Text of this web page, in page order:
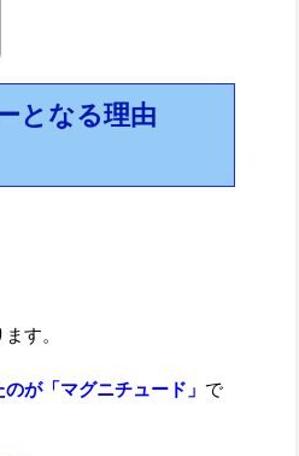
となる理由
す。
が「マグニチュード」 で